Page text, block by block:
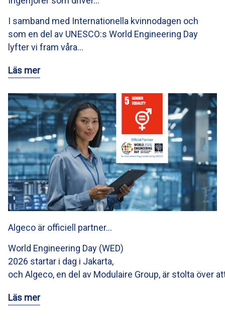
I samband med Internationella kvinnodagen och
som en del av UNESCO:s World Engineering Day
lyfter vi fram våra…
Läs mer
Algeco är officiell partner…
World Engineering Day (WED)
2026 startar i dag i Jakarta,
och Algeco, en del av Modulaire Group, är stolta över
Läs mer